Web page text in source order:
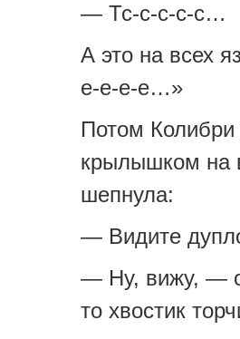
— Тс-с-с-с-с…
А это на всех
е-е-е-е…»
Потом
крылышком на
шепнула:
— Видите
— Ну, вижу, —
то хвостик